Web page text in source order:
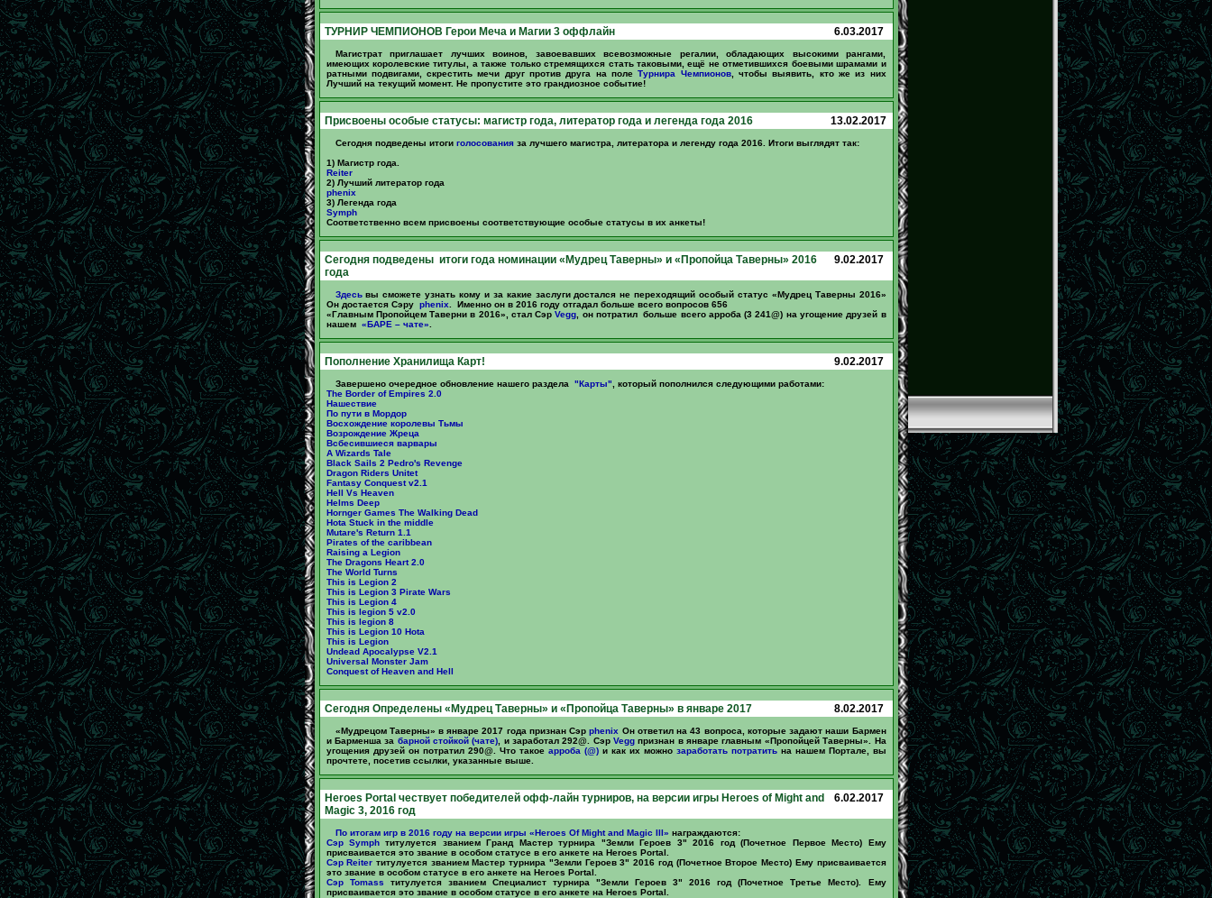
ТУРНИР ЧЕМПИОНОВ Герои Меча и Магии 3 оффлайн 6.03.2017
Магистрат приглашает лучших воинов, завоевавших всевозможные регалии, обладающих высокими рангами,
имеющих королевские титулы, а также только стремящихся стать таковыми, ещё не отметившихся боевыми шрамами и
ратными подвигами, скрестить мечи друг против друга на полеТурнира Чемпионов, чтобы выявить, кто же из них
Лучший на текущий момент. Не пропустите это грандиозное событие!
Присвоены особые статусы: магистр года, литератор года и легенда года 2016 13.02.2017
Сегодня подведены итоги голосованияза лучшего магистра, литератора и легенду года 2016. Итоги выглядят так:
1) Магистр года.
Reiter
2) Лучший литератор года
phenix
3) Легенда года
Symph
Соответственно всем присвоены соответствующие особые статусы в их анкеты!
Cегодня подведены итоги года номинации «Мудрец Таверны» и «Пропойца Таверны» 2016
года
9.02.2017
Здесьвы сможете узнать кому и за какие заслуги достался не переходящий особый статус «Мудрец Таверны 2016»
Он достается Сэру phenix . Именно он в 2016 году отгадал больше всего вопросов 656
«Главным Пропойцем Таверни в 2016», стал СэрVegg , он потратил больше всего арроба (3 241@) на угощение друзей в
нашем «БАРЕ – чате»
Пополнение Хранилища Карт! 9.02.2017
Завершено очередное обновление нашего раздела "Карты" , который пополнился следующими работами:
The Border of Empires 2.0
Нашествие
По пути в Мордор
Восхождение королевы Тьмы
Возрождение Жреца
Всбесившиеся варвары
A Wizards Tale
Black Sails 2 Pedro's Revenge
Dragon Riders Unitet
Fantasy Conquest v2.1
Hell Vs Heaven
Helms Deep
Hornger Games The Walking Dead
Hota Stuck in the middle
Mutare's Return 1.1
Pirates of the caribbean
Raising a Legion
The Dragons Heart 2.0
The World Turns
This is Legion 2
This is Legion 3 Pirate Wars
This is Legion 4
This is legion 5 v2.0
This is legion 8
This is Legion 10 Hota
This is Legion
Undead Apocalypse V2.1
Universal Monster Jam
Conquest of Heaven and Hell
Сегодня Определены «Мудрец Таверны» и «Пропойца Таверны» в январе 2017 8.02.2017
«Мудрецом Таверны» в январе 2017 года признан Сэрphenix Он ответил на 43 вопроса, которые задают наши Бармен
и Барменша за барной стойкой (чате) , и заработал 292@. СэрVegg признан в январе главным «Пропойцей Таверны». На
угощения друзей он потратил 290@. Что такое арроба (@)и как их можно заработать потратитьна нашем Портале, вы
прочтете, посетив ссылки, указанные выше.
Heroes Portal чествует победителей офф-лайн турниров, на версии игры Heroes of Might and
Magic 3, 2016 год
6.02.2017
По итогам игр в 2016 году на версии игры «Heroes Of Might and Magic III» награждаются:
Сэр Symphтитулуется званием Гранд Мастер турнира "Земли Героев 3" 2016 год (Почетное Первое Место) Ему
присваивается это звание в особом статусе в его анкете на Heroes Portal.
Сэр Reiter титулуется званием Мастер турнира "Земли Героев 3" 2016 год (Почетное Второе Место) Ему присваивается
это звание в особом статусе в его анкете на Heroes Portal.
Сэр Tomass титулуется званием Специалист турнира "Земли Героев 3" 2016 год (Почетное Третье Место). Ему
присваивается это звание в особом статусе в его анкете на Heroes Portal.